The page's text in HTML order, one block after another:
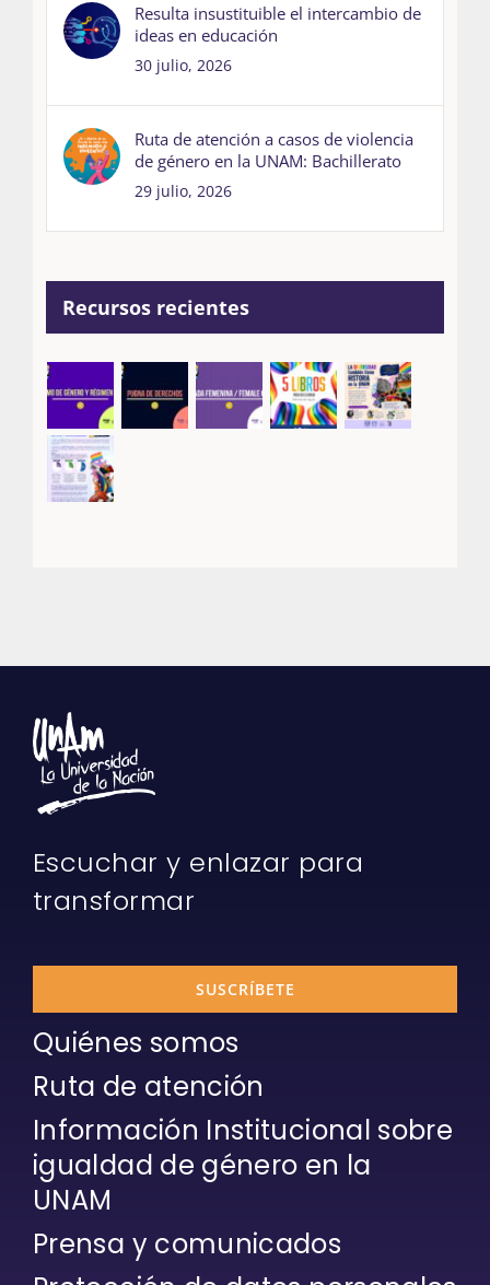
Resulta insustituible el intercambio de
ideas en educación
30 julio, 2026
Ruta de atención a casos de violencia
de género en la UNAM: Bachillerato
29 julio, 2026
Recursos recientes
Escuchar y enlazar para
transformar
SUSCRÍBETE
Quiénes somos
Ruta de atención
Información Institucional sobre
igualdad de género en la
UNAM
Prensa y comunicados